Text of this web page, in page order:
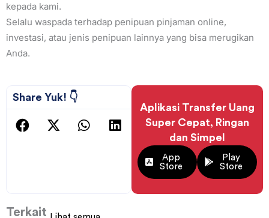
kepada kami.
Selalu waspada terhadap penipuan pinjaman online,
investasi, atau jenis penipuan lainnya yang bisa merugikan
Anda.
Share Yuk! 👇
Aplikasi Transfer Uang
Super Cepat, Ringan
dan Simpel
App
Store
Play
Store
Terkait